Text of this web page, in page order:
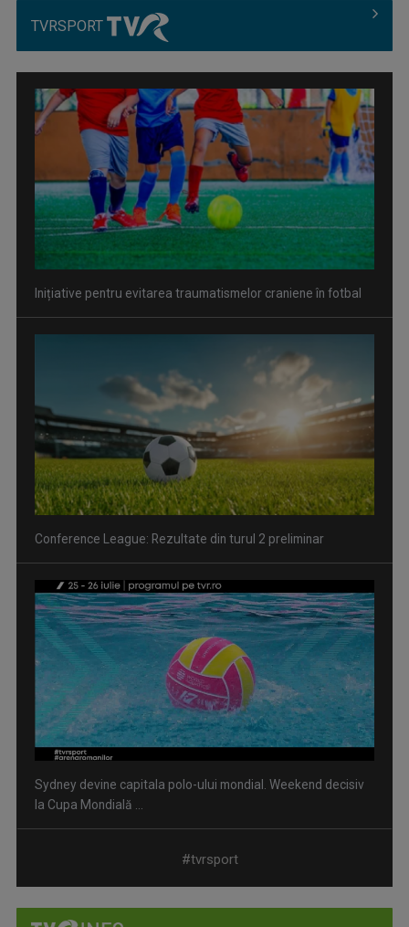
TVRSPORT
Inițiative pentru evitarea traumatismelor craniene în fotbal
Conference League: Rezultate din turul 2 preliminar
Sydney devine capitala polo-ului mondial. Weekend decisiv
la Cupa Mondială ...
#tvrsport